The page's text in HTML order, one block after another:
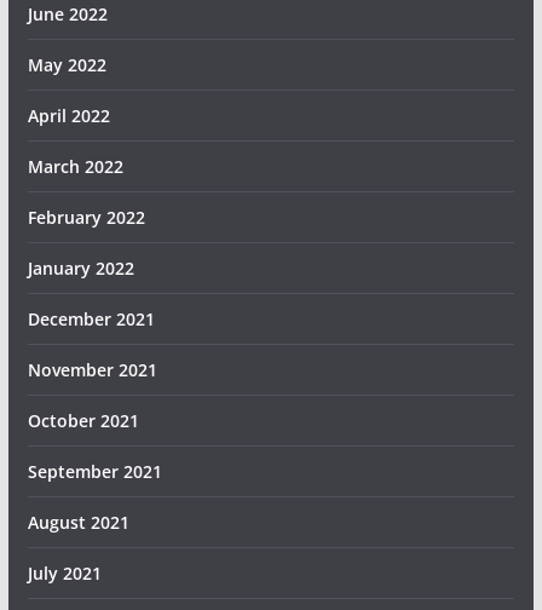
June 2022
May 2022
April 2022
March 2022
February 2022
January 2022
December 2021
November 2021
October 2021
September 2021
August 2021
July 2021